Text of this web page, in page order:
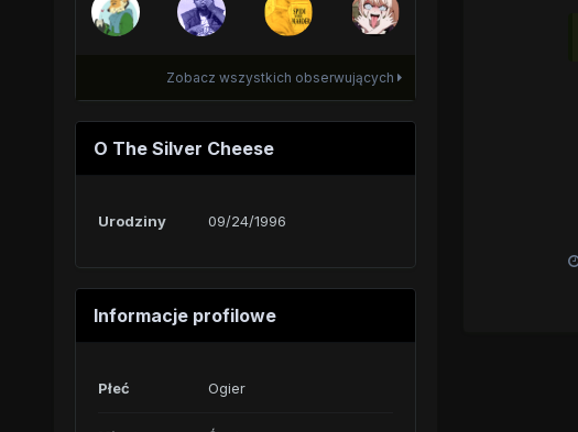
Zobacz wszystkich obserwujących
O The Silver Cheese
Urodziny 09/24/1996
Informacje profilowe
Płeć Ogier